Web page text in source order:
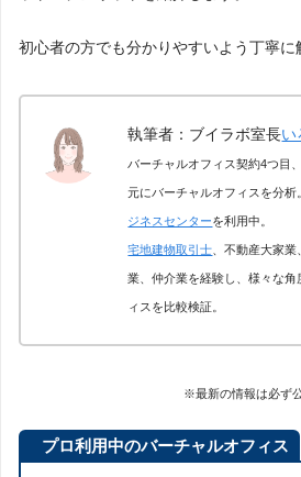
初心者の方でも分かりやすいよう丁寧に
執筆者：ブイラボ室長い
バーチャルオフィス契約4つ目
元にバーチャルオフィスを分析
ジネスセンターを利用中。
宅地建物取引士、不動産大家業
業、仲介業を経験し、様々な角
ィスを比較検証。
※最新の情報は必ず
プロ利用中のバーチャルオフィス